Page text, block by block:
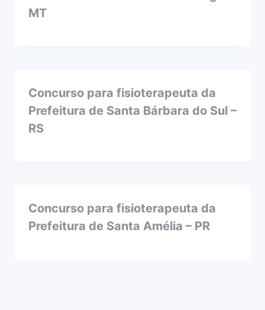
MT
Concurso para fisioterapeuta da
Prefeitura de Santa Bárbara do Sul –
RS
Concurso para fisioterapeuta da
Prefeitura de Santa Amélia – PR